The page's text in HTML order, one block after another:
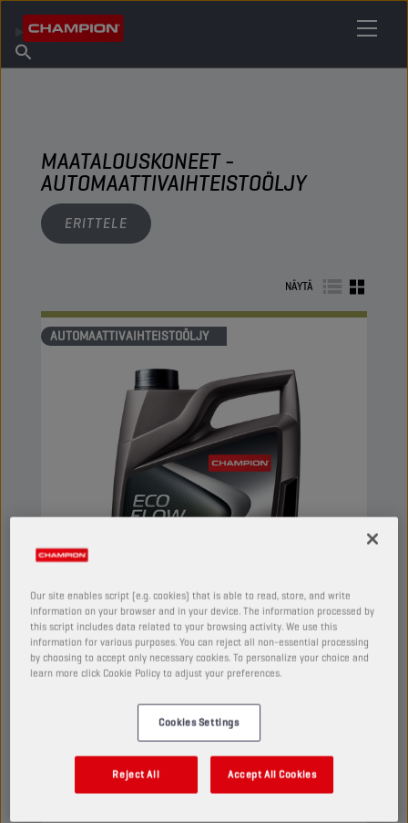
Tietoa Championista
Etsi myyntipiste
MAATALOUSKONEET -
AUTOMAATTIVAIHTEISTOÖLJY
ERITTELE
NÄYTÄ
AUTOMAATTIVAIHTEISTOÖLJY
CHAMPIONECO FLOW
CVT-ATF FLUID
Tämä täyssynteettinen monitoimivoiteluaine on
suunniteltu sekä CVT-vaihteistoille että
Our site enables script (e.g. cookies) that is able to read, store, and write
information on your browser and in your device. The information processed by
this script includes data related to your browsing activity. We use this
information for various purposes. You can reject all non-essential processing
by choosing to accept only necessary cookies. To personalize your choice and
learn more click Cookie Policy to adjust your preferences.
Cookies Settings
Reject All Accept All Cookies